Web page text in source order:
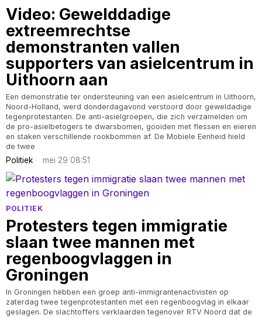
Video: Gewelddadige
extreemrechtse
demonstranten vallen
supporters van asielcentrum in
Uithoorn aan
Een demonstratie ter ondersteuning van een asielcentrum in Uithoorn,
Noord-Holland, werd donderdagavond verstoord door geweldadige
tegenprotestanten. De anti-asielgroepen, die zich verzamelden om
de pro-asielbetogers te dwarsbomen, gooiden met flessen en eieren
en staken verschillende rookbommen af. De Mobiele Eenheid hield
de twee
Politiek mei 29 08:51
POLITIEK
Protesters tegen immigratie
slaan twee mannen met
regenboogvlaggen in
Groningen
In Groningen hebben een groep anti-immigrantenactivisten op
zaterdag twee tegenprotestanten met een regenboogvlag in elkaar
geslagen. De slachtoffers verklaarden tegenover RTV Noord dat de